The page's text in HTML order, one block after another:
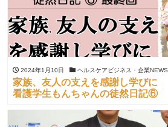
2024年1月10日 ヘルスケアビジネス・企業NEWS
家族、友人の支えを感謝し学びに
看護学生もんちゃんの徒然日記⑥